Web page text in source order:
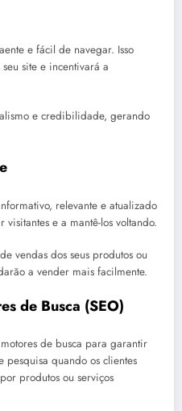
e fácil de navegar. Isso
site e incentivará a
e credibilidade, gerando
relevante e atualizado
e a mantê-los voltando.
vendas dos seus produtos ou
a vender mais facilmente.
de Busca (SEO)
de busca para garantir
pesquisa quando os clientes
produtos ou serviços